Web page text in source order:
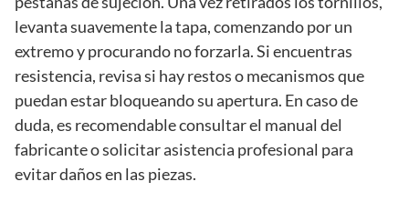
levanta suavemente la tapa, comenzando por un
extremo y procurando no forzarla. Si encuentras
resistencia, revisa si hay restos o mecanismos que
puedan estar bloqueando su apertura. En caso de
duda, es recomendable consultar el manual del
fabricante o solicitar asistencia profesional para
evitar daños en las piezas.